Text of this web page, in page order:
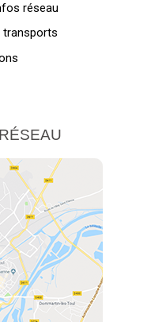
réseau
transports